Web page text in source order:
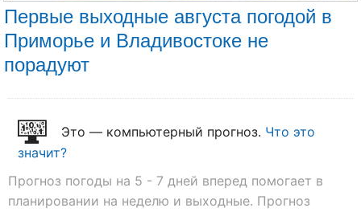
Первые выходные августа погодой в
Приморье и Владивостоке не
порадуют
Это — компьютерный прогноз. Что это
значит?
Прогноз погоды на 5 - 7 дней вперед помогает в
планировании на неделю и выходные. Прогноз